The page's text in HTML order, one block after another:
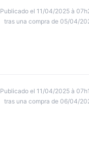
Publicado el 11/04/2025 à
tras una compra de 05/04/
Publicado el 11/04/2025 à
tras una compra de 06/04/